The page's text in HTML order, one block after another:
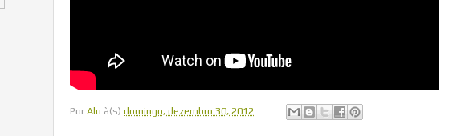
Por Alu à(s) domingo, dezembro 30, 2012